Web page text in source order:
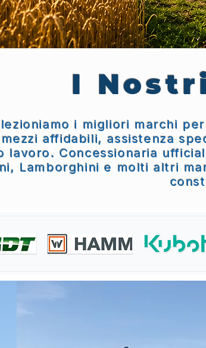
I
i migliori marchi
affidabili, assistenza
lavoro. Concessionaria
Lamborghini e molti altri